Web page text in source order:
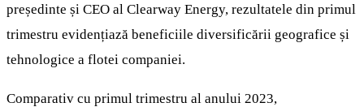
președinte și CEO al Clearway Energy, rezultatele din primul
trimestru evidențiază beneficiile diversificării geografice și
tehnologice a flotei companiei.
Comparativ cu primul trimestru al anului 2023,